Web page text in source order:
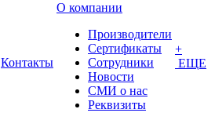
Контакты
О компании
Производители
Сертификаты
Сотрудники
Новости
СМИ о нас
Реквизиты
+
ЕЩЕ